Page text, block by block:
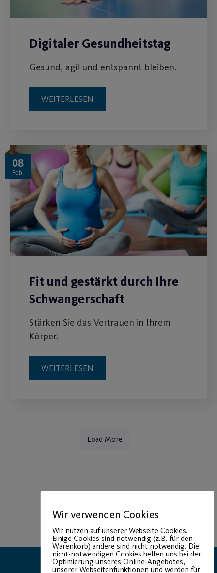
Digitaler Gesundheitstag
Gesund, agil und entspannt bleiben.
WEITERLESEN
08
Feb.
Fit und gestärkt durch Ihre
Schwangerschaft
Stärken Sie das Vertrauen in Ihrem
Körper.
WEITERLESEN
Load More
Wir verwenden Cookies
Wir nutzen auf unserer Webseite Cookies.
Einige Cookies sind notwendig (z.B. für den
Warenkorb) andere sind nicht notwendig. Die
nicht-notwendigen Cookies helfen uns bei der
Optimierung unseres Online-Angebotes,
unserer Webseitenfunktionen und werden für